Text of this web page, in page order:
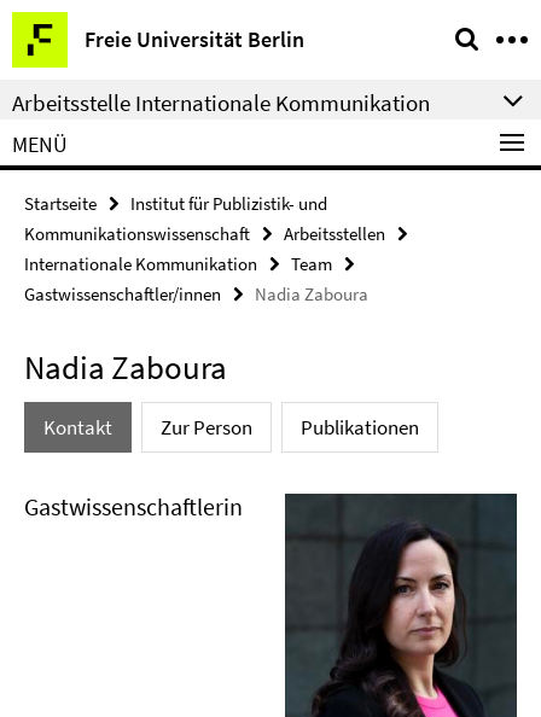
Springe
direkt
zu
Inhalt
Freie Universität Berlin
Service-
Navigation
Arbeitsstelle Internationale Kommunikation
MENÜ
Startseite
Institut für Publizistik- und
Kommunikationswissenschaft
Arbeitsstellen
Internationale Kommunikation
Team
Gastwissenschaftler/innen
Nadia Zaboura
Nadia Zaboura
Kontakt Zur Person Publikationen
Gastwissenschaftlerin